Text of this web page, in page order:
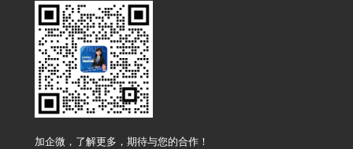
加企微，了解更多，期待与您的合作！